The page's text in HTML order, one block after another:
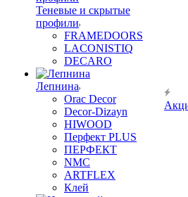
Теневые и скрытые
профили
FRAMEDOORS
LACONISTIQ
DECARO
Лепнина
Orac Decor
Decor-Dizayn
HIWOOD
Перфект PLUS
ПЕРФЕКТ
NMC
ARTFLEX
Клей